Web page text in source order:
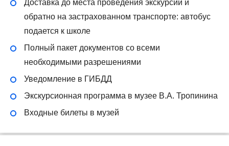
Доставка до места проведения экскурсии и
обратно на застрахованном транспорте: автобус
подается к школе
Полный пакет документов со всеми
необходимыми разрешениями
Уведомление в ГИБДД
Экскурсионная программа в музее В.А. Тропинина
Входные билеты в музей